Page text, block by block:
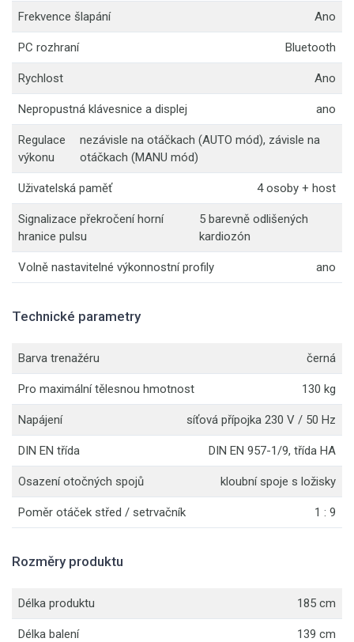
Frekvence šlapání Ano
PC rozhraní Bluetooth
Rychlost Ano
Nepropustná klávesnice a displej ano
Regulace
výkonu
nezávisle na otáčkach (AUTO mód), závisle na
otáčkach (MANU mód)
Uživatelská paměť 4 osoby + host
Signalizace překročení horní
hranice pulsu
5 barevně odlišených
kardiozón
Volně nastavitelné výkonnostní profily ano
Technické parametry
Barva trenažéru černá
Pro maximální tělesnou hmotnost 130 kg
Napájení síťová přípojka 230 V / 50 Hz
DIN EN třída DIN EN 957-1/9, třída HA
Osazení otočných spojů kloubní spoje s ložisky
Poměr otáček střed / setrvačník 1 : 9
Rozměry produktu
Délka produktu 185 cm
Délka balení 139 cm